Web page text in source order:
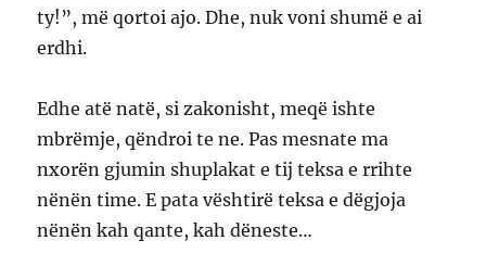
ty!”, më qortoi ajo. Dhe, nuk voni shumë e ai
erdhi.
Edhe atë natë, si zakonisht, meqë ishte
mbrëmje, qëndroi te ne. Pas mesnate ma
nxorën gjumin shuplakat e tij teksa e rrihte
nënën time. E pata vështirë teksa e dëgjoja
nënën kah qante, kah dëneste…